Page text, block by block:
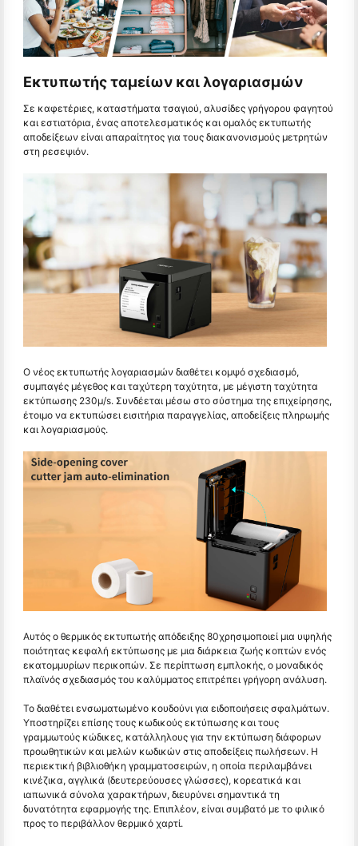
Εκτυπωτής ταμείων και λογαριασμών
Σε καφετέριες, καταστήματα τσαγιού, αλυσίδες γρήγορου φαγητού
και εστιατόρια, ένας αποτελεσματικός και ομαλός εκτυπωτής
αποδείξεων είναι απαραίτητος για τους διακανονισμούς μετρητών
στη ρεσεψιόν.
Ο νέος εκτυπωτής λογαριασμών διαθέτει κομψό σχεδιασμό,
συμπαγές μέγεθος και ταχύτερη ταχύτητα, με μέγιστη ταχύτητα
εκτύπωσης 230μ/s. Συνδέεται μέσω στο σύστημα της επιχείρησης,
έτοιμο να εκτυπώσει εισιτήρια παραγγελίας, αποδείξεις πληρωμής
και λογαριασμούς.
Αυτός ο θερμικός εκτυπωτής απόδειξης 80χρησιμοποιεί μια υψηλής
ποιότητας κεφαλή εκτύπωσης με μια διάρκεια ζωής κοπτών ενός
εκατομμυρίων περικοπών. Σε περίπτωση εμπλοκής, ο μοναδικός
πλαϊνός σχεδιασμός του καλύμματος επιτρέπει γρήγορη ανάλυση.
Το διαθέτει ενσωματωμένο κουδούνι για ειδοποιήσεις σφαλμάτων.
Υποστηρίζει επίσης τους κωδικούς εκτύπωσης και τους
γραμμωτούς κώδικες, κατάλληλους για την εκτύπωση διάφορων
προωθητικών και μελών κωδικών στις αποδείξεις πωλήσεων. Η
περιεκτική βιβλιοθήκη γραμματοσειρών, η οποία περιλαμβάνει
κινέζικα, αγγλικά (δευτερεύουσες γλώσσες), κορεατικά και
ιαπωνικά σύνολα χαρακτήρων, διευρύνει σημαντικά τη
δυνατότητα εφαρμογής της. Επιπλέον, είναι συμβατό με το φιλικό
προς το περιβάλλον θερμικό χαρτί.